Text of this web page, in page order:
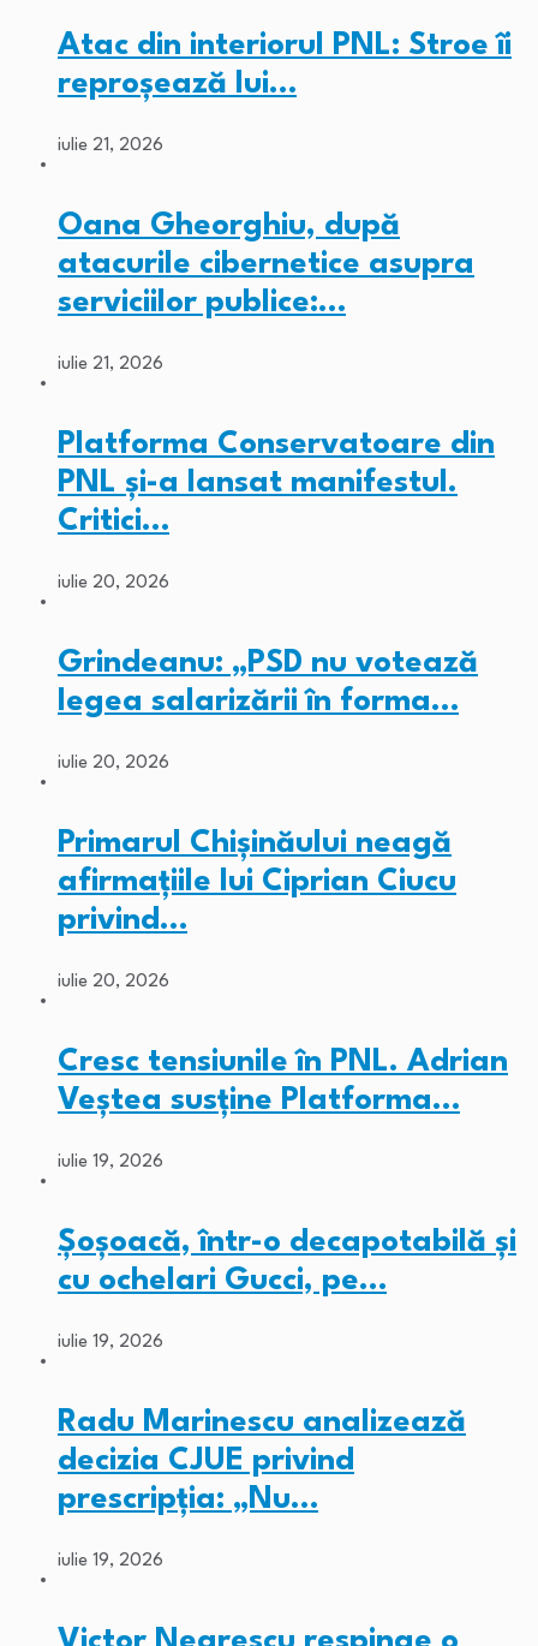
Atac din interiorul PNL: Stroe îi
reproșează lui…
iulie 21, 2026
Oana Gheorghiu, după
atacurile cibernetice asupra
serviciilor publice:…
iulie 21, 2026
Platforma Conservatoare din
PNL și-a lansat manifestul.
Critici…
iulie 20, 2026
Grindeanu: „PSD nu votează
legea salarizării în forma…
iulie 20, 2026
Primarul Chişinăului neagă
afirmaţiile lui Ciprian Ciucu
privind…
iulie 20, 2026
Cresc tensiunile în PNL. Adrian
Veștea susține Platforma…
iulie 19, 2026
Șoșoacă, într-o decapotabilă și
cu ochelari Gucci, pe…
iulie 19, 2026
Radu Marinescu analizează
decizia CJUE privind
prescripția: „Nu…
iulie 19, 2026